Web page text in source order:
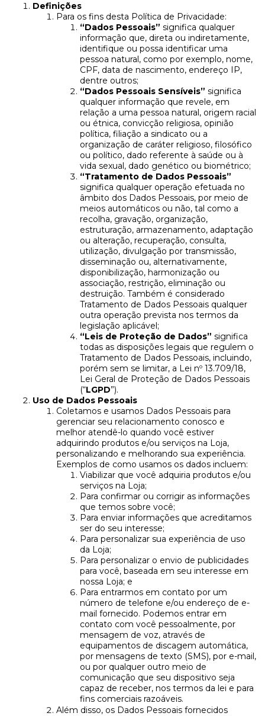
Definições
Para os fins desta Política de Privacidade:
“Dados Pessoais” significa qualquer
informação que, direta ou indiretamente,
identifique ou possa identificar uma
pessoa natural, como por exemplo, nome,
CPF, data de nascimento, endereço IP,
dentre outros;
“Dados Pessoais Sensíveis” significa
qualquer informação que revele, em
relação a uma pessoa natural, origem racial
ou étnica, convicção religiosa, opinião
política, filiação a sindicato ou a
organização de caráter religioso, filosófico
ou político, dado referente à saúde ou à
vida sexual, dado genético ou biométrico;
“Tratamento de Dados Pessoais”
significa qualquer operação efetuada no
âmbito dos Dados Pessoais, por meio de
meios automáticos ou não, tal como a
recolha, gravação, organização,
estruturação, armazenamento, adaptação
ou alteração, recuperação, consulta,
utilização, divulgação por transmissão,
disseminação ou, alternativamente,
disponibilização, harmonização ou
associação, restrição, eliminação ou
destruição. Também é considerado
Tratamento de Dados Pessoais qualquer
outra operação prevista nos termos da
legislação aplicável;
“Leis de Proteção de Dados” significa
todas as disposições legais que regulem o
Tratamento de Dados Pessoais, incluindo,
porém sem se limitar, a Lei nº 13.709/18,
Lei Geral de Proteção de Dados Pessoais
(“LGPD”).
Uso de Dados Pessoais
Coletamos e usamos Dados Pessoais para
gerenciar seu relacionamento conosco e
melhor atendê-lo quando você estiver
adquirindo produtos e/ou serviços na Loja,
personalizando e melhorando sua experiência.
Exemplos de como usamos os dados incluem:
Viabilizar que você adquiria produtos e/ou
serviços na Loja;
Para confirmar ou corrigir as informações
que temos sobre você;
Para enviar informações que acreditamos
ser do seu interesse;
Para personalizar sua experiência de uso
da Loja;
Para personalizar o envio de publicidades
para você, baseada em seu interesse em
nossa Loja; e
Para entrarmos em contato por um
número de telefone e/ou endereço de e-
mail fornecido. Podemos entrar em
contato com você pessoalmente, por
mensagem de voz, através de
equipamentos de discagem automática,
por mensagens de texto (SMS), por e-mail,
ou por qualquer outro meio de
comunicação que seu dispositivo seja
capaz de receber, nos termos da lei e para
fins comerciais razoáveis.
Além disso, os Dados Pessoais fornecidos